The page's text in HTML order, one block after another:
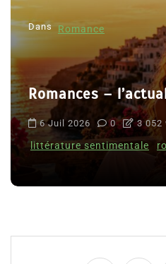
Dans Romance
Romances –
6 Juil 2026 0 3 052
littérature sentimentale